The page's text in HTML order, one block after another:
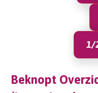
1/
Beknopt